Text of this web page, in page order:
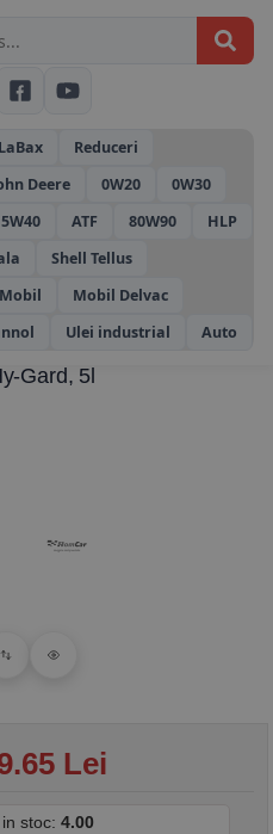
Reduceri
Deere 0W20
0W30
ATF 80W90
HLP
Shell Tellus
Mobil Delvac
Ulei industrial Auto
Gard, 5l
Lei
in stoc:4.00